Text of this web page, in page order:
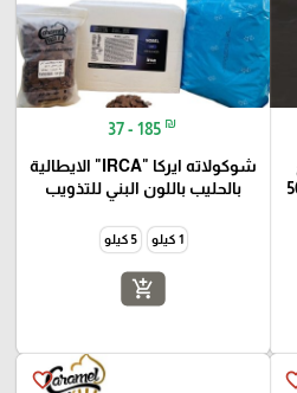
500
37 - 185 ₪
شوكولاته ايركا "IRCA" الايطالية
بالحليب باللون البني للتذويب
1 كيلو 5 كيلو
add_shopping_cart
favorite_border